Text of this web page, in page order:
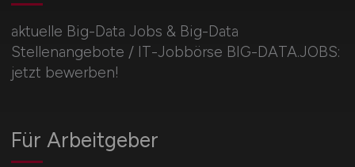
aktuelle Big-Data Jobs & Big-Data
Stellenangebote / IT-Jobbörse BIG-DATA.JOBS:
jetzt bewerben!
Für Arbeitgeber